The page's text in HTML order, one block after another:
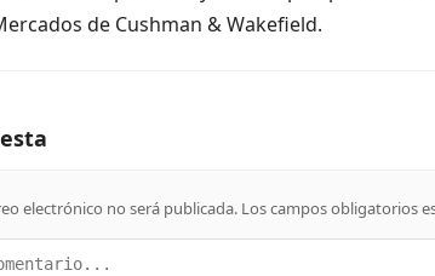
de Cushman & Wakefield.
electrónico no será publicada. Los campos obligatorios